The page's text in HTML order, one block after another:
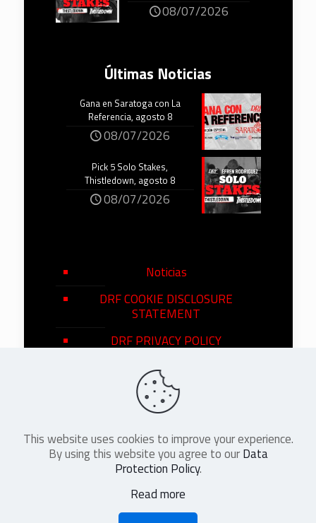
08/07/2026
Últimas Noticias
Gana en Saratoga con La
Referencia, agosto 8
08/07/2026
Pick 5 Solo Stakes,
Thistledown, agosto 8
08/07/2026
Noticias
DRF COOKIE DISCLOSURE
STATEMENT
DRF PRIVACY POLICY
©2026DRF en Español. All Rights
Reserved
This website uses cookies to improve your experience.
By using this website you agree to ourData
Protection Policy.
Read more